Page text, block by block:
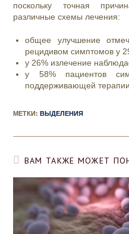
поскольку точная
различные схемы лечения:
общее улучшение
рецидивом симптомов у
у 26% излечение
у 58% пациентов
поддерживающей терапии.
МЕТКИ:ВЫДЕЛЕНИЯ
ВАМ ТАКЖЕ МОЖЕТ